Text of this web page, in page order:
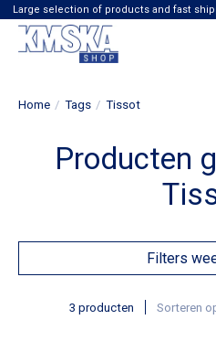
Large selection of products and fast
Home / Tags / Tissot
Producten
Filters
3 producten Sorteren